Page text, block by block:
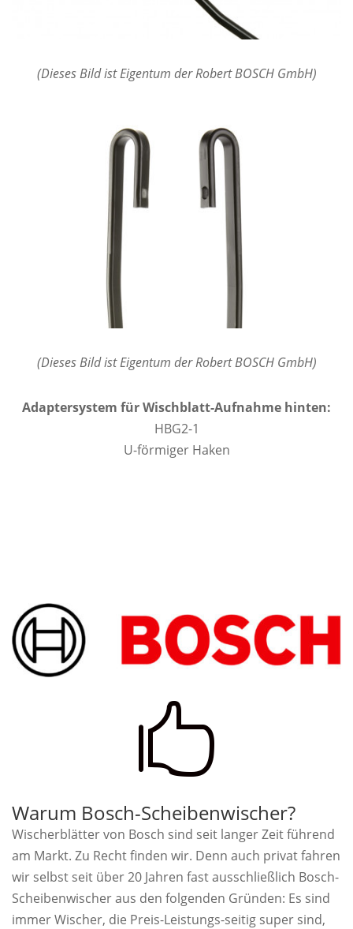
(Dieses Bild ist Eigentum der Robert BOSCH GmbH)
(Dieses Bild ist Eigentum der Robert BOSCH GmbH)
Adaptersystem für Wischblatt-Aufnahme hinten:
HBG2-1
U-förmiger Haken

Warum Bosch-Scheibenwischer?
Wischerblätter von Bosch sind seit langer Zeit führend
am Markt. Zu Recht finden wir. Denn auch privat fahren
wir selbst seit über 20 Jahren fast ausschließlich Bosch-
Scheibenwischer aus den folgenden Gründen: Es sind
immer Wischer, die Preis-Leistungs-seitig super sind,